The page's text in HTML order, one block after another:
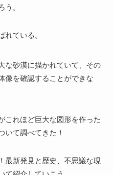
う。
れている。
な砂漠に描かれていて、その
像を確認することができな
これほど巨大な図形を作った
いて調べてきた！
最新発見と歴史、不思議な現